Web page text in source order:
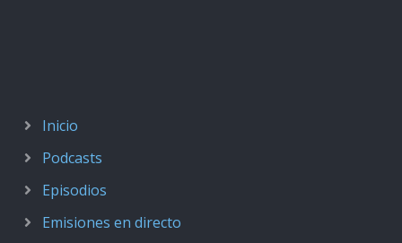
Inicio
Podcasts
Episodios
Emisiones en directo